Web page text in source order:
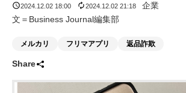
LIFE ENDING JOURNAL
BPaaS JOURNAL
2024.12.02 18:00 2024.12.02 21:18
企業
文＝Business Journal編集部
メルカリ フリマアプリ 返品詐欺
Share